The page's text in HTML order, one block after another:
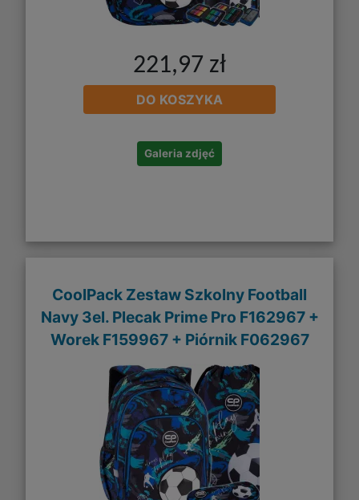
221,97 zł
DO KOSZYKA
Galeria zdjęć
CoolPack Zestaw Szkolny Football
Navy 3el. Plecak Prime Pro F162967 +
Worek F159967 + Piórnik F062967